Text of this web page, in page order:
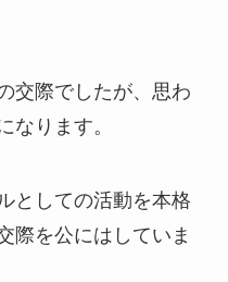
交際でしたが、思わ
なります。
としての活動を本格
際を公にはしていま